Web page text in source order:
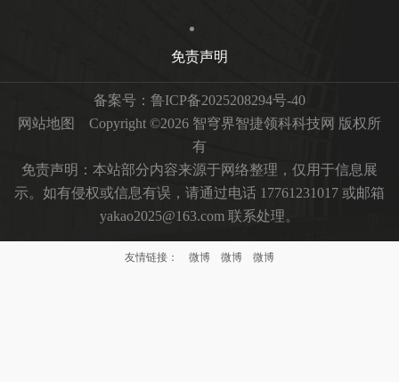
免责声明
备案号： 鲁ICP备2025208294号-40
网站地图
Copyright ©2026 智穹界智捷领科科技网 版权所
有
免责声明：本站部分内容来源于网络整理，仅用于信息展
示。如有侵权或信息有误，请通过电话 17761231017 或邮箱
yakao2025@163.com 联系处理。
友情链接： 微博 微博 微博